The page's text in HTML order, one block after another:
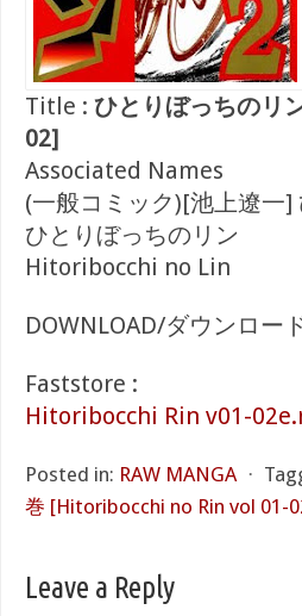
Title : ひとりぼっちのリ
02]
Associated Names
(一般コミック)[池上遼一]
ひとりぼっちのリン
Hitoribocchi no Lin
DOWNLOAD/ダウンロー
Faststore :
Hitoribocchi Rin v01-
Posted in: RAW MANGA ⋅
巻 [Hitoribocchi no Rin vol 01-
Leave a Reply